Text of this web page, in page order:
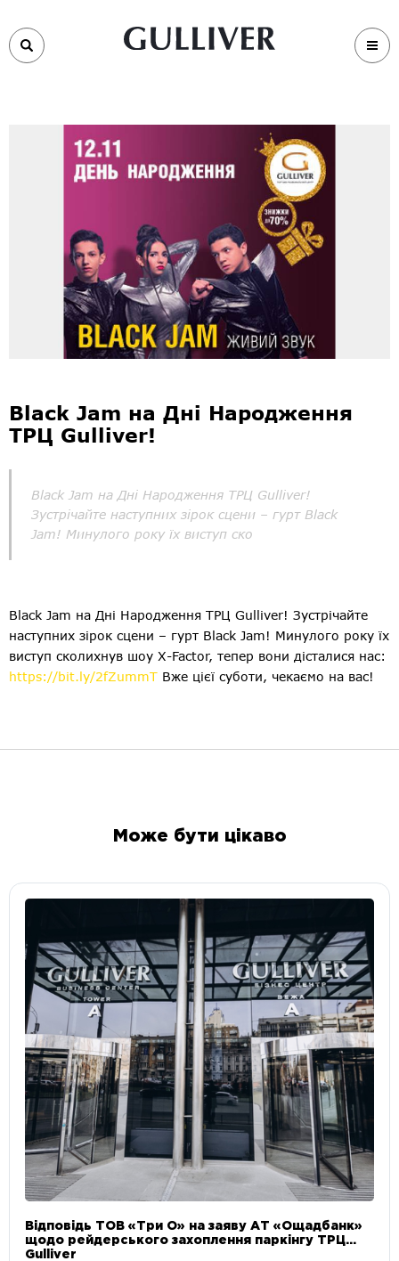
Black Jam на Дні Народження
ТРЦ Gulliver!
Black Jam на Дні Народження ТРЦ Gulliver!
Зустрічайте наступних зірок сцени – гурт Black
Jam! Минулого року їх виступ ско
Black Jam на Дні Народження ТРЦ Gulliver! Зустрічайте
наступних зірок сцени – гурт Black Jam! Минулого року їх
виступ сколихнув шоу Х-Factor, тепер вони дісталися нас:
https://bit.ly/2fZummT Вже цієї суботи, чекаємо на вас!
Може бути цікаво
Відповідь ТОВ «Три О» на заяву АТ «Ощадбанк»
щодо рейдерського захоплення паркінгу ТРЦ
Gulliver